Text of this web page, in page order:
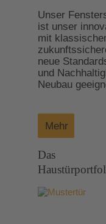
Unser
ist unser
mit
neue
und
Neubau
Mehr
Das